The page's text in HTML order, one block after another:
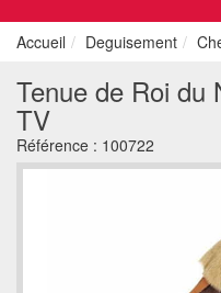
Accueil Deguisement
Tenue de Roi du
TV
Référence : 100722